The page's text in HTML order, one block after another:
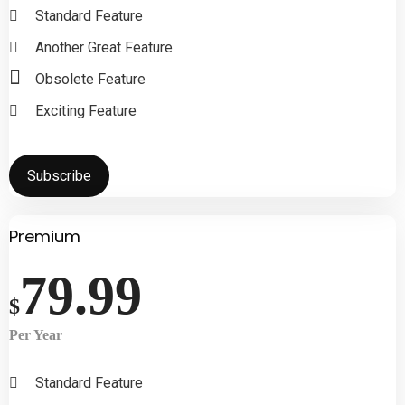
Standard Feature
Another Great Feature
Obsolete Feature
Exciting Feature
Subscribe
Premium
$79.99
Per Year
Standard Feature